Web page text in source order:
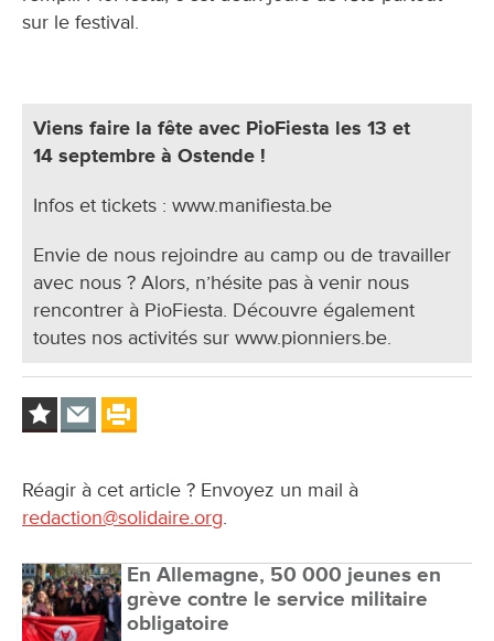
sur le festival.
Viens faire la fête avec PioFiesta les 13 et
14 septembre à Ostende !
Infos et tickets : www.manifiesta.be
Envie de nous rejoindre au camp ou de travailler
avec nous ? Alors, n’hésite pas à venir nous
rencontrer à PioFiesta. Découvre également
toutes nos activités sur www.pionniers.be.
Réagir à cet article ? Envoyez un mail à
redaction@solidaire.org.
En Allemagne, 50 000 jeunes en
grève contre le service militaire
obligatoire